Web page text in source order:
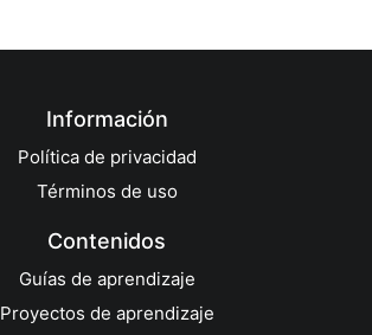
Información
Política de privacidad
Términos de uso
Contenidos
Guías de aprendizaje
Proyectos de aprendizaje